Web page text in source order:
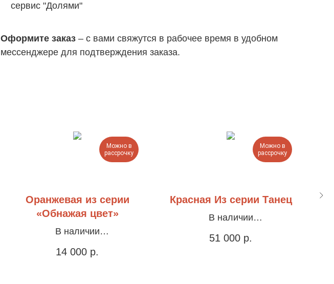
сервис "Долями"
Оформите заказ – с вами свяжутся в рабочее время в удобном
мессенджере для подтверждения заказа.
Можно в
рассрочку
Оранжевая из серии
«Обнажая цвет»
В наличии
раму, 35х45см
14 000 р.
Можно в
рассрочку
Красная Из серии Танец
В наличии
51 000 р.